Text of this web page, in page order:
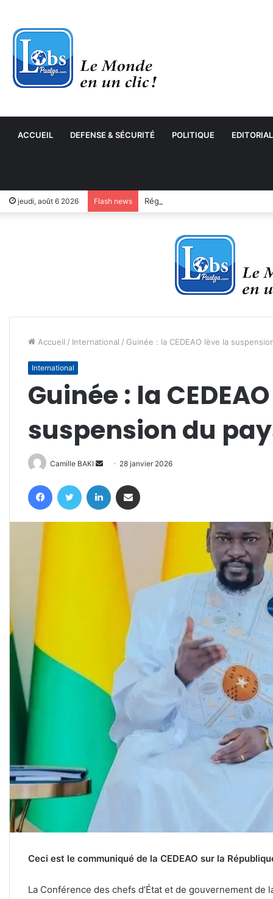
ACCUEIL DEFENSE & SÉCURITÉ POLITIQUE EDITORIAL
jeudi, août 6 2026 Flash news
Accueil / International / Guinée : la CEDEAO lève la
International
Guinée : la
suspension du
Camille BAKI
Envoyer
courriel
28 janvier 2026
FacebookTwitter Linkedin
Ceci est le communiqué de la CEDEAO sur la
La Conférence des chefs d’État et de gouvernement de